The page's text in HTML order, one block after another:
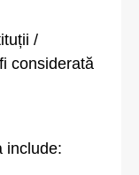
/
considerată
include: